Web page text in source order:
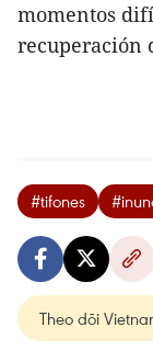
momentos
recuperación
#tifones
Theo dõi